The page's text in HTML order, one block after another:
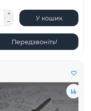
У кошик
Передзвоніть!